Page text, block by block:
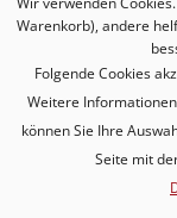
Versandarten
* Alle Preise
Warenkorb), andere
Folgende Cookies
Weitere
können Sie Ihre
Seite mit